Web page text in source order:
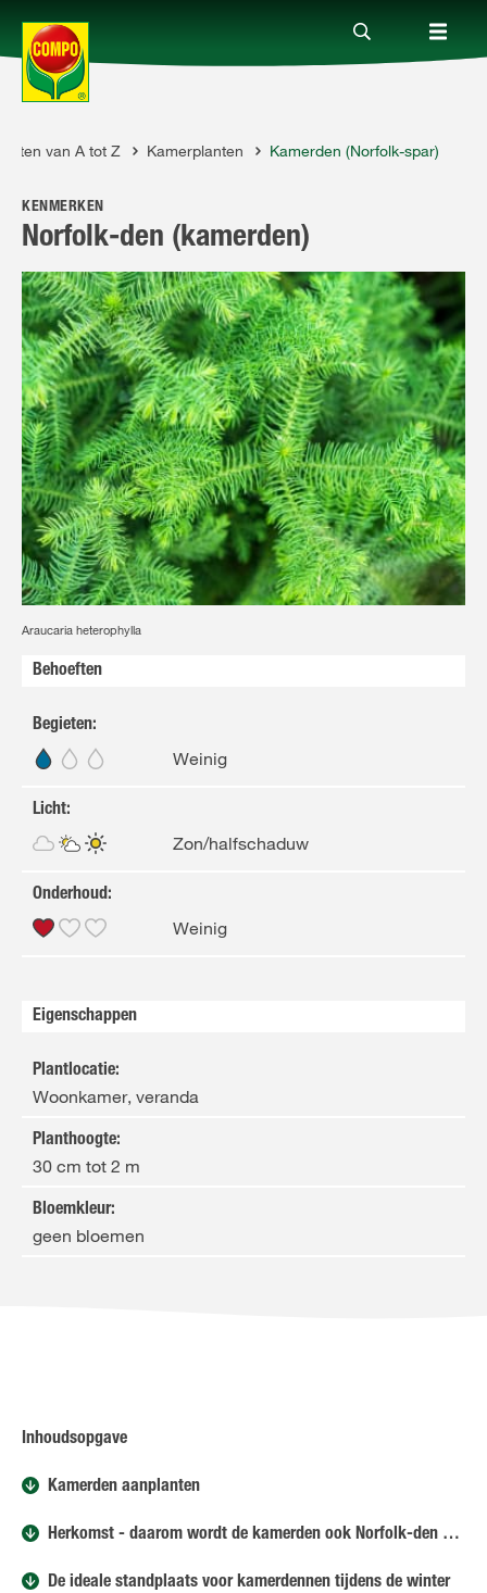
Producten
Advies
Thema's
Tot je dienst
Onderneming
van A tot Z Kamerplanten Kamerden (Norfolk-spar)
KENMERKEN
Norfolk-den (kamerden)
Araucaria heterophylla
Behoeften
Begieten:
Weinig
Licht:
Zon/halfschaduw
Onderhoud:
Weinig
Eigenschappen
Plantlocatie:
Woonkamer, veranda
Planthoogte:
30 cm tot 2 m
Bloemkleur:
geen bloemen
Inhoudsopgave
Kamerden aanplanten
Herkomst - daarom wordt de kamerden ook Norfolk-den genoemd
De ideale standplaats voor kamerdennen tijdens de winter